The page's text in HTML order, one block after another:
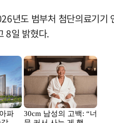
년도 범부처 첨단의료기
8일 밝혔다.